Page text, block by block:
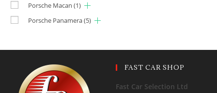
Porsche Macan (1)
Porsche Panamera(5)
FAST CAR SHOP
Fast Car Selection Ltd